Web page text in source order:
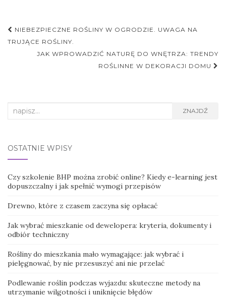
Nawigacja
postu
NIEBEZPIECZNE ROŚLINY W OGRODZIE. UWAGA NA
TRUJĄCE ROŚLINY.
JAK WPROWADZIĆ NATURĘ DO WNĘTRZA: TRENDY
ROŚLINNE W DEKORACJI DOMU
Search
ZNAJDŹ
OSTATNIE WPISY
Czy szkolenie BHP można zrobić online? Kiedy e-learning jest
dopuszczalny i jak spełnić wymogi przepisów
Drewno, które z czasem zaczyna się opłacać
Jak wybrać mieszkanie od dewelopera: kryteria, dokumenty i
odbiór techniczny
Rośliny do mieszkania mało wymagające: jak wybrać i
pielęgnować, by nie przesuszyć ani nie przelać
Podlewanie roślin podczas wyjazdu: skuteczne metody na
utrzymanie wilgotności i uniknięcie błędów